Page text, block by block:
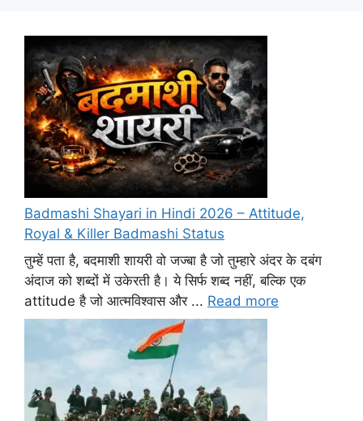
Badmashi Shayari in Hindi 2026 – Attitude,
Royal & Killer Badmashi Status
तुम्हें पता है, बदमाशी शायरी वो जज्बा है जो तुम्हारे अंदर के दबंग
अंदाज को शब्दों में उकेरती है। ये सिर्फ शब्द नहीं, बल्कि एक
attitude है जो आत्मविश्वास और ... Read more